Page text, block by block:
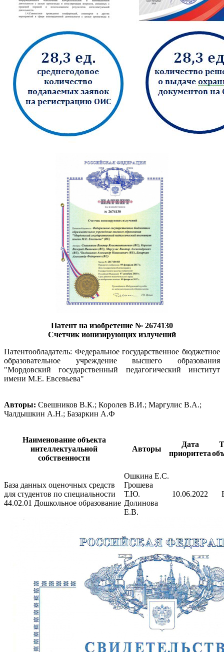
Патент на изобретение № 2674130
Счетчик ионизирующих излучений
Патентообладатель: Федеральное государственное бюджетное
образовательное учреждение высшего образования
"Мордовский государственный педагогический институт
имени М.Е. Евсевьева"
Авторы: Свешников В.К.; Королев В.И.; Маргулис В.А.;
Чалдышкин А.Н.; Базаркин А.Ф
Наименование объекта
интеллектуальной
собственности
Авторы
Дата
приоритета
База данных оценочных средств
для студентов по специальности
44.02.01 Дошкольное образование
Ошкина Е.С.
Грошева
Т.Ю.
Долинова
Е.В.
10.06.2022